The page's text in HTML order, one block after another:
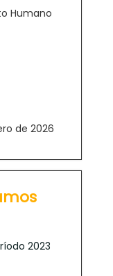
Humano
de 2026
2023